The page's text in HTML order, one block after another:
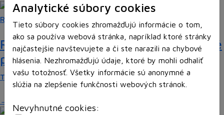
Analytické súbory cookies
Tieto súbory cookies zhromažďujú informácie o tom,
ako sa používa webová stránka, napríklad ktoré stránky
najčastejšie navštevujete a či ste narazili na chybové
hlásenia. Nezhromažďujú údaje, ktoré by mohli odhaliť
vašu totožnosť. Všetky informácie sú anonymné a
slúžia na zlepšenie funkčnosti webových stránok.
Nevyhnutné cookies:
Recenzie
Rébusy sú hlavolamy do vrecka, ktoré
potrápia aj logiku
Tieto kartičky poskytnú skvelú zábavu pre celú…